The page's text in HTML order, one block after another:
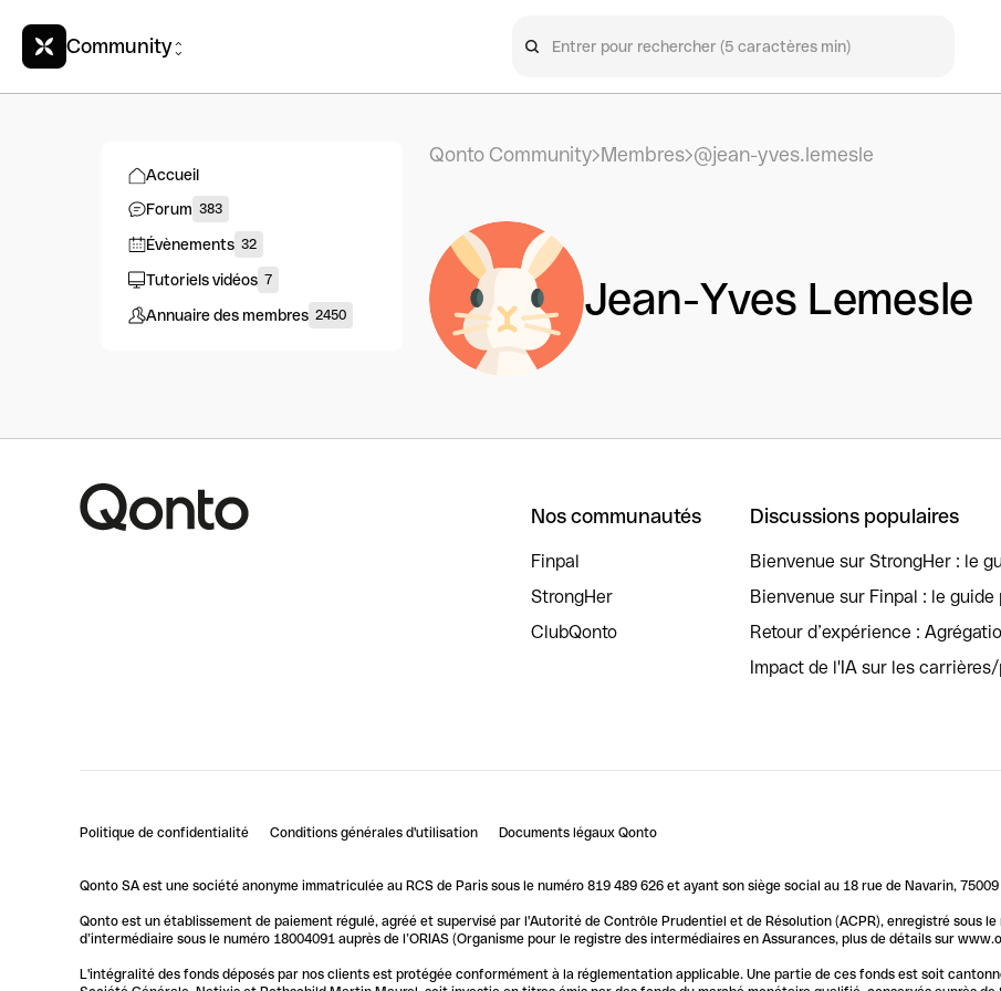
Community
Accueil
Forum 383
Évènements 32
Tutoriels vidéos 7
Annuaire des membres 2450
Qonto Community Membres @jean-yves.lemesle
Jean-Yves Lemesle
Nos communautés
Finpal
StrongHer
ClubQonto
Discussions populaires
Bienvenue sur StrongHer : le
Bienvenue sur Finpal : le
Retour d’expérience :
Impact de l'IA sur les
Politique de confidentialité Conditions générales d'utilisation Documents légaux Qonto
Qonto SA est une société anonyme immatriculée au RCS de Paris sous le numéro 819 489 626 et ayant son siège social au 18 rue de Navarin,
Qonto est un établissement de paiement régulé, agréé et supervisé par l'Autorité de Contrôle Prudentiel et de Résolution (ACPR), enregistré sous
d’intermédiaire sous le numéro 18004091 auprès de l’ORIAS (Organisme pour le registre des intermédiaires en Assurances, plus de détails sur
L'intégralité des fonds déposés par nos clients est protégée conformément à la réglementation applicable. Une partie de ces fonds est soit